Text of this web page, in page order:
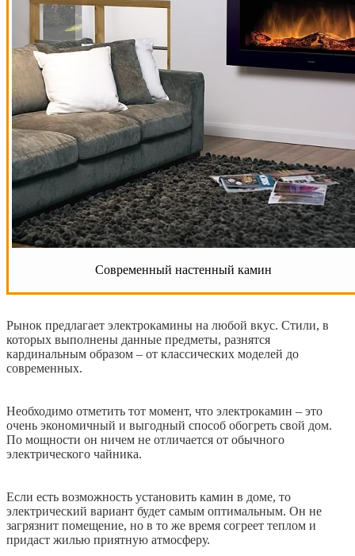
Современный настенный камин
Рынок предлагает электрокамины на любой вкус. Стили, в
которых выполнены данные предметы, разнятся
кардинальным образом – от классических моделей до
современных.
Необходимо отметить тот момент, что электрокамин – это
очень экономичный и выгодный способ обогреть свой дом.
По мощности он ничем не отличается от обычного
электрического чайника.
Если есть возможность установить камин в доме, то
электрический вариант будет самым оптимальным. Он не
загрязнит помещение, но в то же время согреет теплом и
придаст жилью приятную атмосферу.